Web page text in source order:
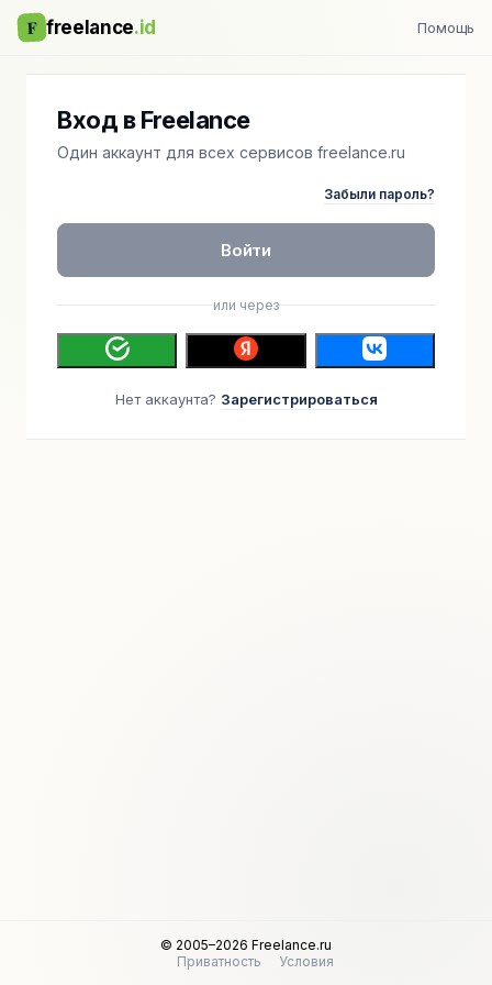
F freelance.id Помощь
Вход в Freelance
Один аккаунт для всех сервисов freelance.ru
Забыли пароль?
Войти
или через
Нет аккаунта? Зарегистрироваться
© 2005–2026 Freelance.ru
Приватность
Условия